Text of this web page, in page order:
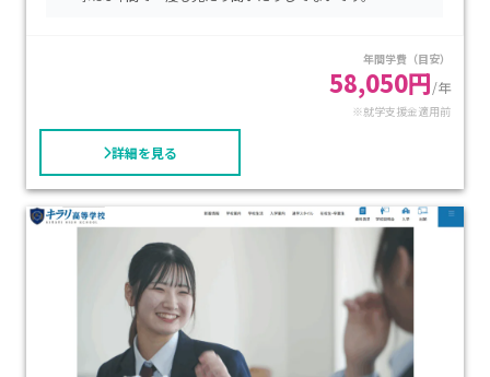
年間学費（目安）
58,050円/年
※就学支援金適用前
詳細を見る